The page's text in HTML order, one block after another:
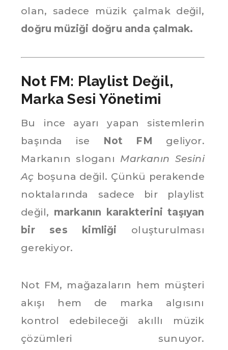
olan, sadece müzik çalmak değil,
doğru müziği doğru anda çalmak.
Not FM: Playlist Değil,
Marka Sesi Yönetimi
Bu ince ayarı yapan sistemlerin
başında ise
Not FM geliyor.
Markanın sloganı Markanın Sesini
Aç boşuna değil. Çünkü perakende
noktalarında sadece bir playlist
değil, markanın karakterini taşıyan
bir ses kimliği oluşturulması
gerekiyor.
Not FM, mağazaların hem müşteri
akışı hem de marka algısını
kontrol edebileceği akıllı müzik
çözümleri sunuyor.